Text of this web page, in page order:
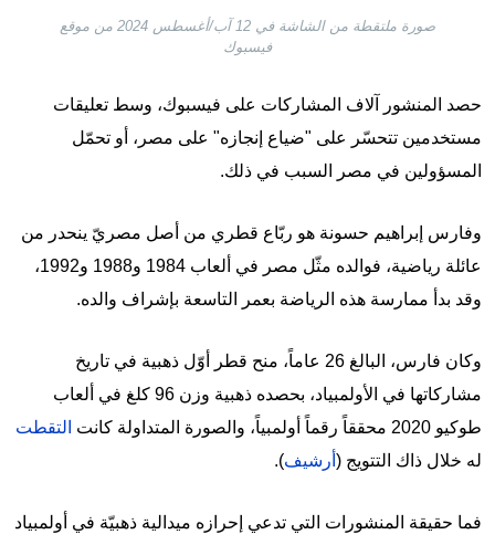
صورة ملتقطة من الشاشة في 12 آب/أغسطس 2024 من موقع
فيسبوك
حصد المنشور آلاف المشاركات على فيسبوك، وسط تعليقات
مستخدمين تتحسّر على "ضياع إنجازه" على مصر، أو تحمّل
المسؤولين في مصر السبب في ذلك.
وفارس إبراهيم حسونة هو ربّاع قطري من أصل مصريّ ينحدر من
عائلة رياضية، فوالده مثّل مصر في ألعاب 1984 و1988 و1992،
وقد بدأ ممارسة هذه الرياضة بعمر التاسعة بإشراف والده.
وكان فارس، البالغ 26 عاماً، منح قطر أوّل ذهبية في تاريخ
مشاركاتها في الأولمبياد، بحصده ذهبية وزن 96 كلغ في ألعاب
طوكيو 2020 محققاً رقماً أولمبياً، والصورة المتداولة كانت
التقطت
له خلال ذاك التتويج ( أرشيف).
فما حقيقة المنشورات التي تدعي إحرازه ميدالية ذهبيّة في أولمبياد